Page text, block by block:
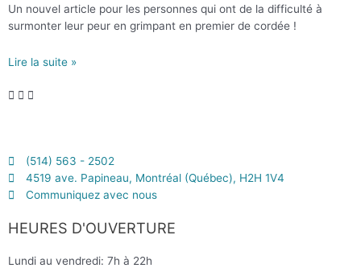
Un nouvel article pour les personnes qui ont de la difficulté à
surmonter leur peur en grimpant en premier de cordée !
Lire la suite »
(514) 563 - 2502
4519 ave. Papineau, Montréal (Québec), H2H 1V4
Communiquez avec nous
HEURES D'OUVERTURE
Lundi au vendredi: 7h à 22h